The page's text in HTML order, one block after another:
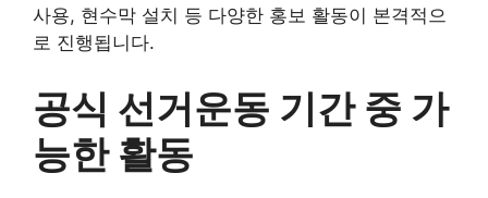
사용, 현수막 설치 등 다양한 홍보 활동이 본격적으
로 진행됩니다.
공식 선거운동 기간 중 가
능한 활동